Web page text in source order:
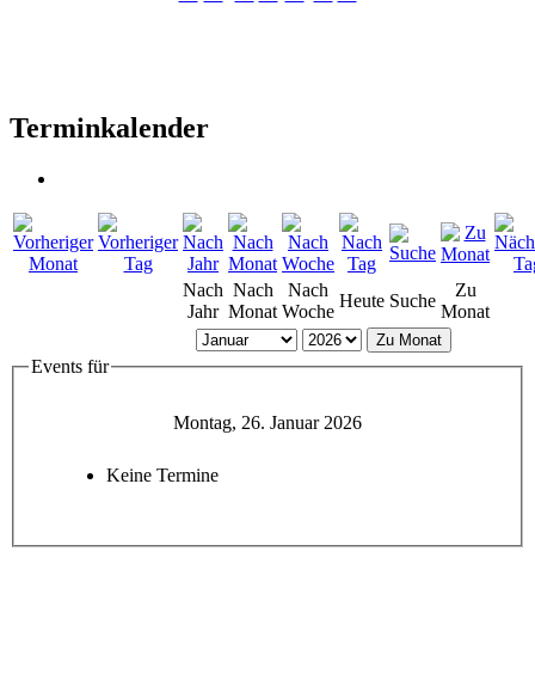
Terminkalender
Nach
Jahr
Nach
Monat
Nach
Woche
Heute Suche
Zu
Monat
Zu Monat
Events für
Montag, 26. Januar 2026
Keine Termine